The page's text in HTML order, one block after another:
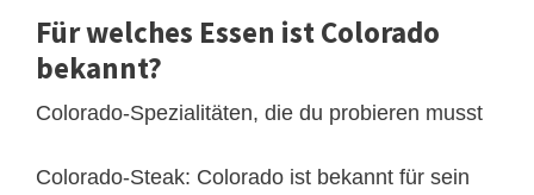
Für welches Essen ist Colorado
bekannt?
Colorado-Spezialitäten, die du probieren musst
Colorado-Steak: Colorado ist bekannt für sein